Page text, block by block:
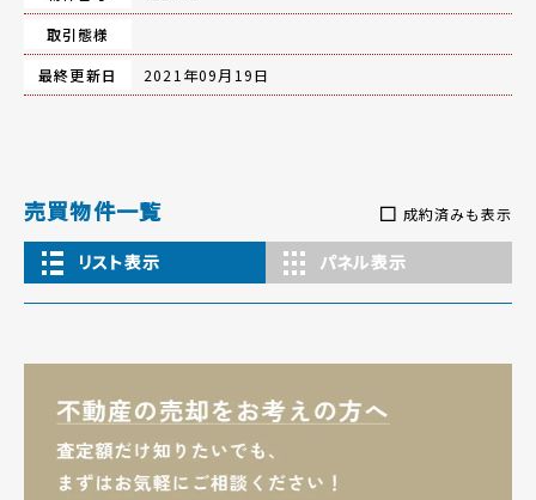
取引態様
最終更新日
2021年09月19日
売買物件一覧 成約済みも表示
リスト表示 パネル表示